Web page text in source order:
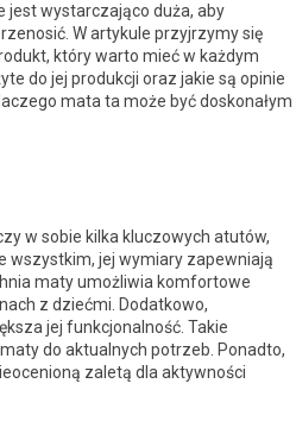
jest wystarczająco duża, aby
W artykule przyjrzymy się
który warto mieć w każdym
do jej produkcji oraz jakie są opinie
mata ta może być doskonałym
w sobie kilka kluczowych atutów,
wszystkim, jej wymiary zapewniają
maty umożliwia komfortowe
z dziećmi. Dodatkowo,
jej funkcjonalność. Takie
do aktualnych potrzeb. Ponadto,
zaletą dla aktywności